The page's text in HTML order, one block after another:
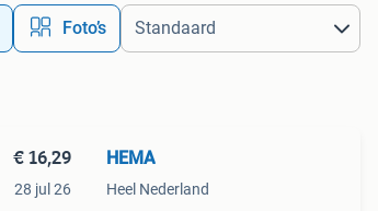
Foto’s
€ 16,29
28 jul 26
HEMA
Heel Nederland